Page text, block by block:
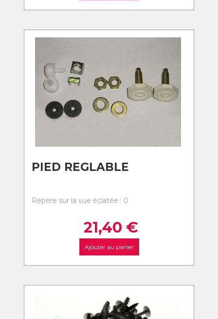
PIED REGLABLE
Repère sur la vue éclatée : 0
21,40 €
Ajouter au panier